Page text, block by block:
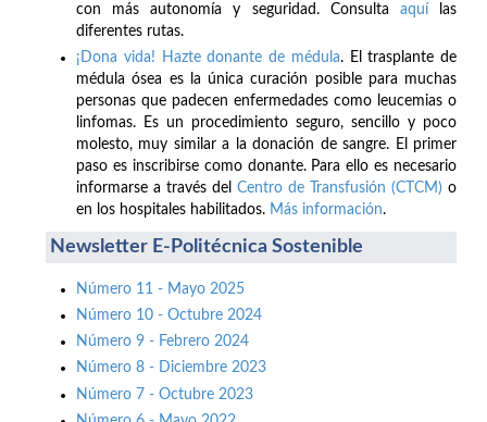
con más autonomía y seguridad. Consulta aquílas
diferentes rutas.
¡Dona vida! Hazte donante de médula. El trasplante de
médula ósea es la única curación posible para muchas
personas que padecen enfermedades como leucemias o
linfomas. Es un procedimiento seguro, sencillo y poco
molesto, muy similar a la donación de sangre. El primer
paso es inscribirse como donante. Para ello es necesario
informarse a través del Centro de Transfusión (CTCM) o
en los hospitales habilitados. Más información.
Newsletter E-Politécnica Sostenible
Número 11 - Mayo 2025
Número 10 - Octubre 2024
Número 9 - Febrero 2024
Número 8 - Diciembre 2023
Número 7 - Octubre 2023